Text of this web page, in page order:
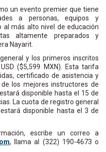
un evento premier que tiene
a personas, equipos y
al más alto nivel de educación
altamente preparados y
Nayarit.
y los primeros inscritos
($5,599 MXN). Esta tarifa
certificado de asistencia y
los mejores instructores de
disponible hasta el 15 de
La cuota de registro general
disponible hasta el 3 de
escribe un correo a
, llama al (322) 190-4673 o